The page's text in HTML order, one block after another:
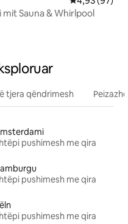
Sauna & Whirlpool
tjera qëndrimesh
pushimesh me qira
pushimesh me qira
pushimesh me qira